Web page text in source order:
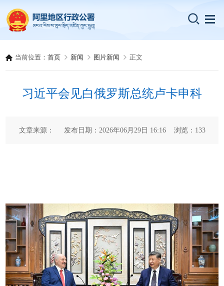
当前位置：首页 新闻 图片新闻 正文
习近平会见白俄罗斯总统卢卡申科
文章来源： 发布日期：2026年06月29日 16:16 浏览： 133